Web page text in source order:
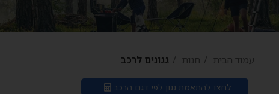
עמוד הבית חנות גגונים לרכב
לחצו להתאמת גגון לפי דגם הרכב